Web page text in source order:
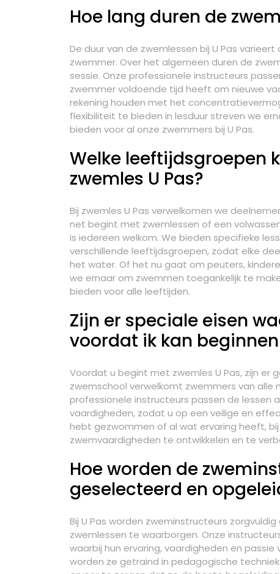
Hoe lang duren de
De duur van de zwemlessen bij U Pas
zwemmer. Over het algemeen duren de
sessie. Onze professionele instructeurs
zwemmer voldoende tijd heeft om nieuwe
rekening houden met het
flexibiliteit te bieden in lesduur streven we
bieden voor al onze zwemmers bij U Pas.
Welke leeftijdsgroepen
zwemles U Pas?
Bij zwemles U Pas verwelkomen we
net begint met zwemlessen of een
is iedereen welkom. We bieden specifieke
verschillende leeftijdsgroepen, zodat elke
het water. Of het nu gaat om peuters,
we ernaar om zwemmen toegankelijk te
bieden voor alle leeftijden.
Zijn er speciale eisen
voordat ik kan
Voordat u begint met zwemles U Pas, zijn er
zwemschool verwelkomt zwemmers van alle
professionele instructeurs passen de lessen
vaardigheden, zodat u op een veilige en
hebt gezwommen of al wat ervaring heeft,
zwemvaardigheden te ontwikkelen en te
Hoe worden de
geselecteerd en
Bij U Pas worden zweminstructeurs
zwemlessen te waarborgen. Onze
waarbij hun ervaring, vaardigheden en
worden ze getraind in pedagogische